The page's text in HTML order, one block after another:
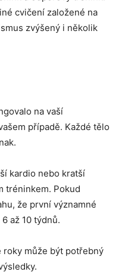
cvičení založené na
zvýšený i několik
na vaší
případě. Každé tělo
kardio nebo kratší
tréninkem. Pokud
že první významné
až 10 týdnů.
může být potřebný